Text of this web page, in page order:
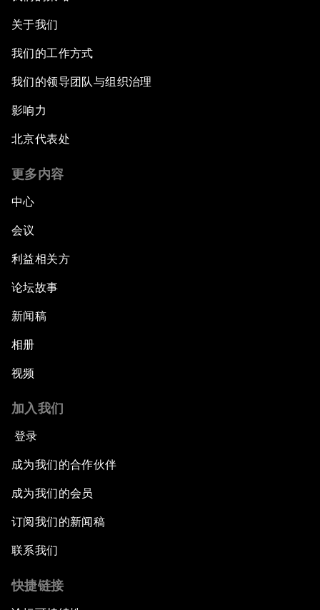
关于我们
我们的工作方式
我们的领导团队与组织治理
影响力
北京代表处
更多内容
中心
会议
利益相关方
论坛故事
新闻稿
相册
视频
加入我们
登录
成为我们的合作伙伴
成为我们的会员
订阅我们的新闻稿
联系我们
快捷链接